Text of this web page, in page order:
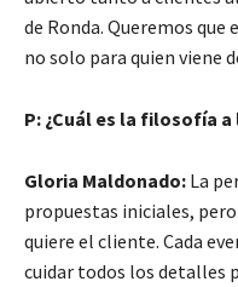
de Ronda. Queremos que
no solo para quien viene
P: ¿Cuál es la filosofía
Gloria Maldonado: La
propuestas iniciales,
quiere el cliente. Cada
cuidar todos los detalles